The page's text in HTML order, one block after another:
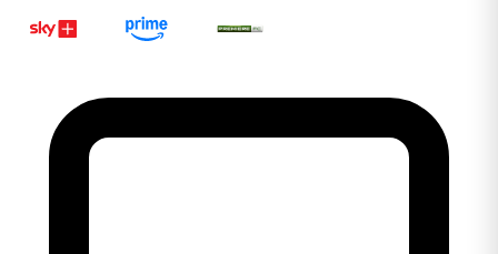
Ligar 0800 106 1111